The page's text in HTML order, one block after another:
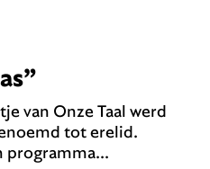
van Onze Taal werd
tot erelid.
programma...